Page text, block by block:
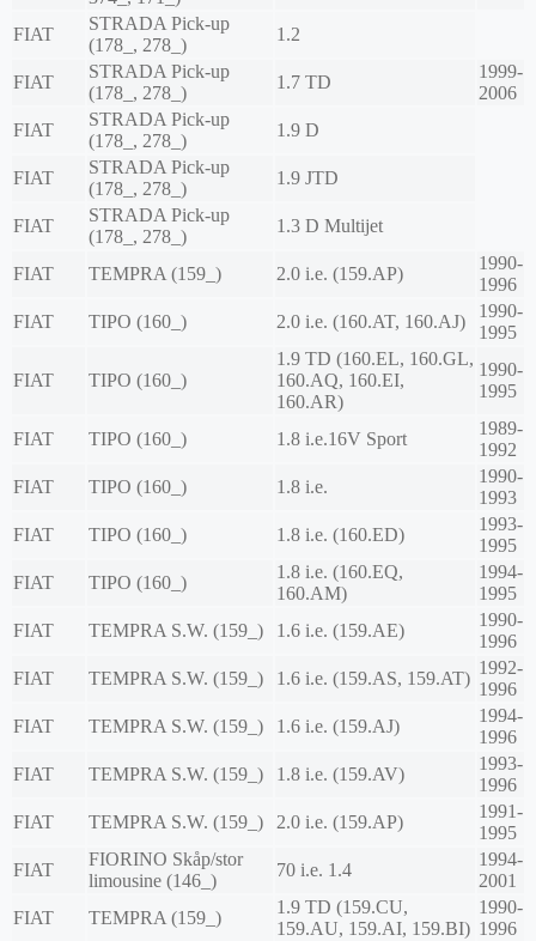
FIAT
STRADA Pick-up
(178_, 278_)
1.2
FIAT
STRADA Pick-up
(178_, 278_)
1.7 TD
1999-
2006
FIAT
STRADA Pick-up
(178_, 278_)
1.9 D
FIAT
STRADA Pick-up
(178_, 278_)
1.9 JTD
FIAT
STRADA Pick-up
(178_, 278_)
1.3 D Multijet
FIAT TEMPRA (159_) 2.0 i.e. (159.AP)
1990-
1996
FIAT
TIPO (160_) 2.0 i.e. (160.AT, 160.AJ)
1990-
1995
FIAT TIPO (160_)
1.9 TD (160.EL, 160.GL,
160.AQ, 160.EI,
160.AR)
1990-
1995
FIAT TIPO (160_) 1.8 i.e.16V Sport
1989-
1992
FIAT
TIPO (160_) 1.8 i.e.
1990-
1993
FIAT
TIPO (160_) 1.8 i.e. (160.ED)
1993-
1995
FIAT
TIPO (160_)
1.8 i.e. (160.EQ,
160.AM)
1994-
1995
FIAT
TEMPRA S.W. (159_) 1.6 i.e. (159.AE)
1990-
1996
FIAT
TEMPRA S.W. (159_) 1.6 i.e. (159.AS, 159.AT)
1992-
1996
FIAT
TEMPRA S.W. (159_) 1.6 i.e. (159.AJ)
1994-
1996
FIAT
TEMPRA S.W. (159_) 1.8 i.e. (159.AV)
1993-
1996
FIAT
TEMPRA S.W. (159_) 2.0 i.e. (159.AP)
1991-
1995
FIAT
FIORINO Skåp/stor
limousine (146_)
70 i.e. 1.4
1994-
2001
FIAT
TEMPRA (159_)
1.9 TD (159.CU,
159.AU, 159.AI, 159.BI)
1990-
1996